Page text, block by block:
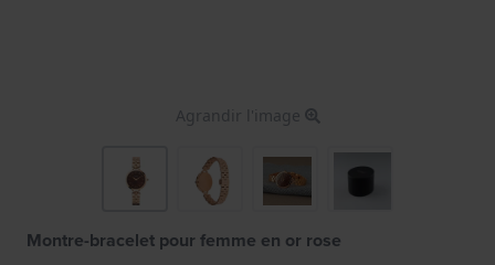
Agrandir l'image
Montre-bracelet pour femme en or rose